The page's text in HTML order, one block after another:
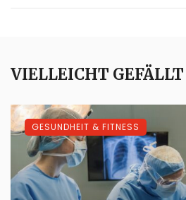
VIELLEICHT
GESUNDHEIT & FITNESS